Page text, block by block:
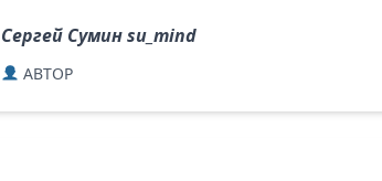
Сергей Суминsu_mind
ABTOP